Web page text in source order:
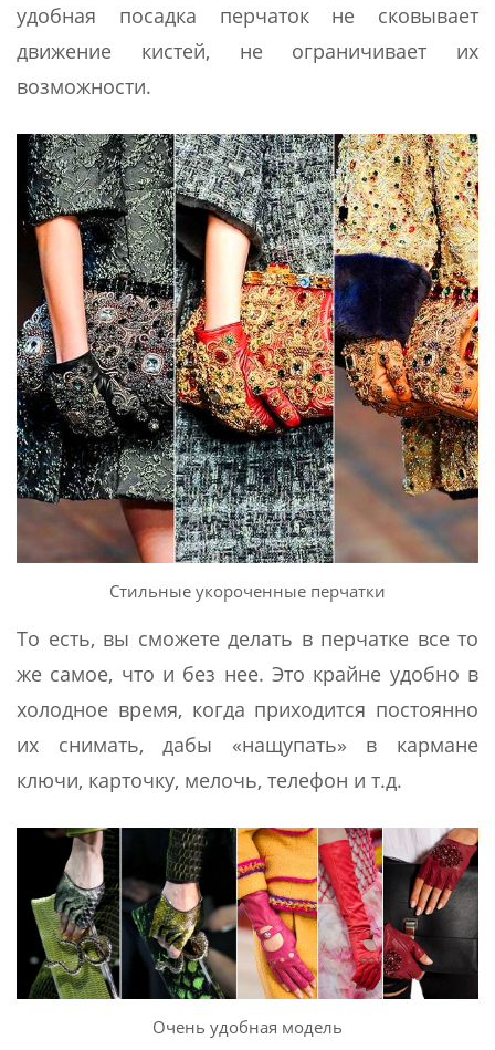
удобная посадка перчаток не сковывает
движение кистей, не ограничивает их
возможности.
Стильные укороченные перчатки
То есть, вы сможете делать в перчатке все то
же самое, что и без нее. Это крайне удобно в
холодное время, когда приходится постоянно
их снимать, дабы «нащупать» в кармане
ключи, карточку, мелочь, телефон и т.д.
Очень удобная модель